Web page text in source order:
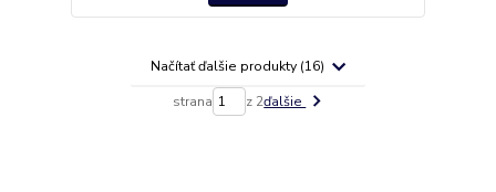
Načítať ďalšie produkty (16)
strana z 2ďalšie